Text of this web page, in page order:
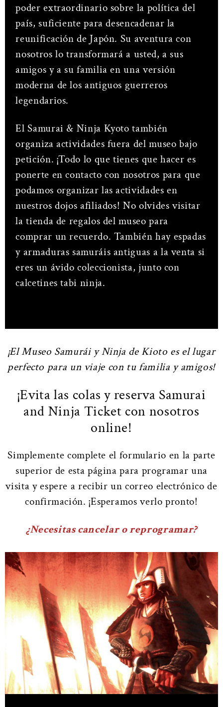
poder extraordinario sobre la política del
país, suficiente para desencadenar la
reunificación de Japón. Su aventura con
nosotros lo transformará a usted, a sus
amigos y a su familia en una versión
moderna de los antiguos guerreros
legendarios.
El Samurai & Ninja Kyoto también
organiza actividades fuera del museo bajo
petición. ¡Todo lo que tienes que hacer es
ponerte en contacto con nosotros para que
podamos organizar las actividades en
nuestros dojos afiliados! No olvides visitar
la tienda de regalos del museo para
comprar un recuerdo. También hay espadas
y armaduras samuráis antiguas a la venta si
eres un ávido coleccionista, junto con
calcetines tabi ninja.
¡El Museo Samurái y Ninja de Kioto es el lugar
perfecto para un viaje con tu familia y amigos!
¡Evita las colas y reserva Samurai
and Ninja Ticket con nosotros
online!
Simplemente complete el formulario en la parte
superior de esta página para programar una
visita y espere a recibir un correo electrónico de
confirmación. ¡Esperamos verlo pronto!
¿Necesitas cancelar o reprogramar?